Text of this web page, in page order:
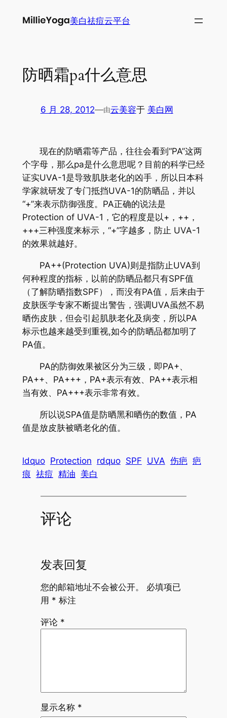
美白祛痘云平台
防晒霜pa什么意思
6 月 28, 2012—由云美容于 美白网
现在的防晒霜等产品，往往会看到“PA”这两
个字母，那么pa是什么意思呢？目前的科学已经
证实UVA-1是导致肌肤老化的凶手，所以日本科
学家就研发了专门抵挡UVA-1的防晒品，并以
“+”来表示防御强度。PA正确的说法是
Protection of UVA-1，它的程度是以+，++，
+++三种强度来标示，“+”字越多，防止 UVA-1
的效果就越好。
PA++(Protection UVA)则是指防止UVA到
何种程度的指标，以前的防晒品都只有SPF值
（了解防晒指数SPF），而没有PA值，后来由于
皮肤医学专家不断提出警告，强调UVA虽然不易
晒伤皮肤，但会引起肌肤老化及病变，所以PA
标示也越来越受到重视,如今的防晒品都加明了
PA值。
PA的防御效果被区分为三级，即PA+、
PA++、PA+++，PA+表示有效、PA++表示相
当有效、PA+++表示非常有效。
所以说SPA值是防晒黑和晒伤的数值，PA
值是放皮肤被晒老化的值。
ldquo Protection rdquo SPF UVA 伤疤 疤
痕 祛痘 精油 美白
评论
发表回复
您的邮箱地址不会被公开。
必填项已
用 * 标注
评论 *
显示名称 *